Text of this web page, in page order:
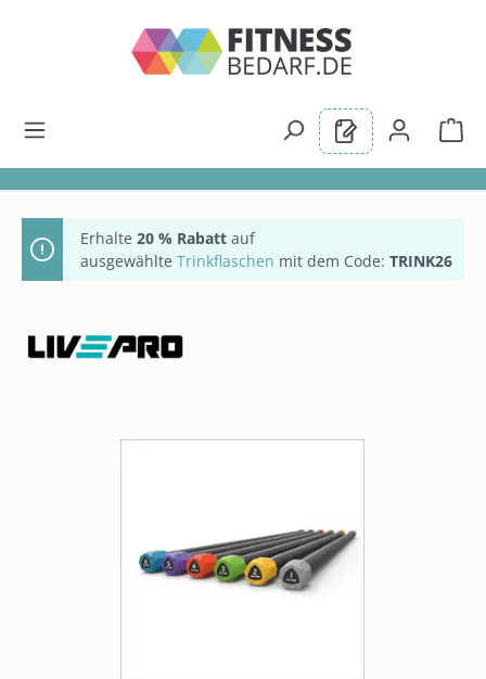
Erhalte 20 % Rabatt auf
ausgewählte Trinkflaschen mit dem Code: TRINK26